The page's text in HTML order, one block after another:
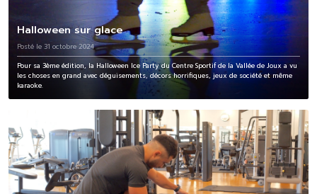
Halloween sur glace
Posté le 31 octobre 2024
Pour sa 3ème édition, la Halloween Ice Party du Centre Sportif de la Vallée de Joux a vu
les choses en grand avec déguisements, décors horrifiques, jeux de société et même
karaoke.